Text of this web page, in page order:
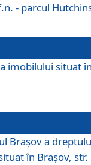
- parcul
imobilului situat
Brașov a
în Brașov, str.